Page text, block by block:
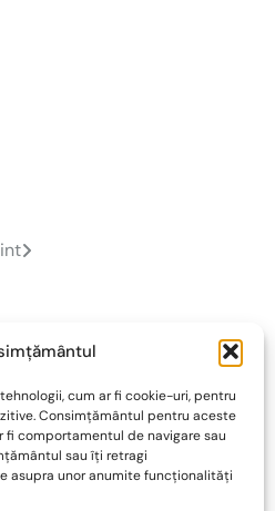
cum ar fi cookie-uri, pentru
Consimțământul pentru aceste
comportamentul de navigare sau
sau îți retragi
asupra unor anumite funcționalități
DE LA VASLUI –
2019
o organizație non-profit,
istorie, voluntari din toate